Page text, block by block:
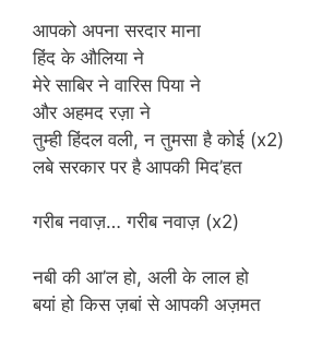
आपको अपना सरदार माना
हिंद के औलिया ने
मेरे साबिर ने वारिस पिया ने
और अहमद रज़ा ने
तुम्ही हिंदल वली, न तुमसा है कोई (x2)
लबे सरकार पर है आपकी मिद’हत
गरीब नवाज़… गरीब नवाज़ (x2)
नबी की आ’ल हो, अली के लाल हो
बयां हो किस ज़बां से आपकी अज़मत